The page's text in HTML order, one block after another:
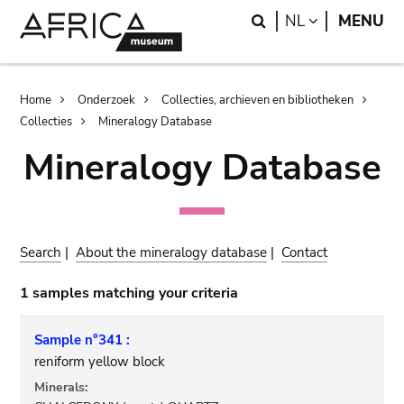
Search
NL LANGUAGE
MENU
Breadcrumb
Home Onderzoek
Collecties, archieven en bibliotheken
Collecties
Mineralogy Database
Mineralogy Database
Search |About the mineralogy database | Contact
1 samples matching your criteria
Sample n°341 :
reniform yellow block
Minerals: